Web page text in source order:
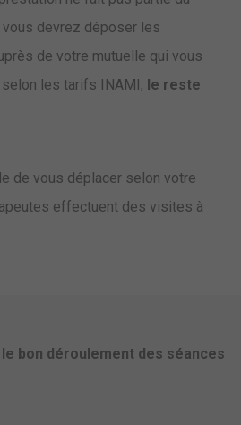
devrez déposer les
de votre mutuelle qui vous
les tarifs INAMI, le reste
de vous déplacer selon votre
effectuent des visites à
bon déroulement des séances